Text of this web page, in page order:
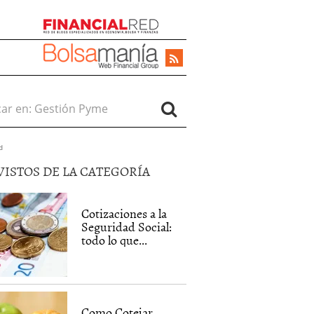
en:
DE LA CATEGORÍA
Cotizaciones a la
Seguridad Social:
todo lo que...